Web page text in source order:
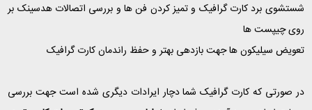
شستشوی برد کارت گرافیک و تمیز کردن فن ها و بررسی اتصالات هدسینک بر
روی چیپست ها
تعویض سیلیکون ها جهت بازدهی بهتر و حفظ راندمان کارت گرافیک
در صورتی که کارت گرافیک شما دچار ایرادات دیگری شده است جهت بررسی